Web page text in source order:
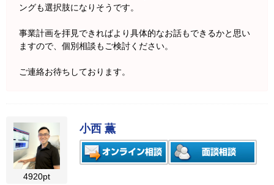
ングも選択肢になりそうです。
事業計画を拝見できればより具体的なお話もできるかと思い
ますので、個別相談もご検討ください。
ご連絡お待ちしております。
4920pt
小西 薫